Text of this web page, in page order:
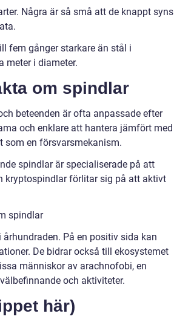
Några är så små att de knappt syns
fem gånger starkare än stål i
meter i diameter.
om spindlar
beteenden är ofta anpassade efter
och enklare att hantera jämfört med
en försvarsmekanism.
spindlar är specialiserade på att
kryptospindlar förlitar sig på att aktivt
spindlar
På en positiv sida kan
De bidrar också till ekosystemet
människor av arachnofobi, en
och aktiviteter.
här)